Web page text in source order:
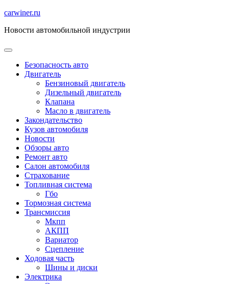
Перейти
содержимому
carwiner.ru
Новости автомобильной индустрии
Безопасность авто
Двигатель
Бензиновый двигатель
Дизельный двигатель
Клапана
Масло в двигатель
Закондательство
Кузов автомобиля
Новости
Обзоры авто
Ремонт авто
Салон автомобиля
Страхование
Топливная система
Гбо
Тормозная система
Трансмиссия
Мкпп
АКПП
Вариатор
Сцепление
Ходовая часть
Шины и диски
Электрика